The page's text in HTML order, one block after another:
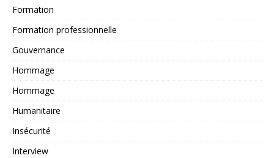
Formation
Formation professionnelle
Gouvernance
Hommage
Hommage
Humanitaire
Insécurité
Interview